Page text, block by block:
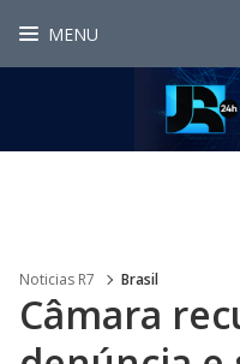
MENU
Noticias R7 Brasil
Câmara